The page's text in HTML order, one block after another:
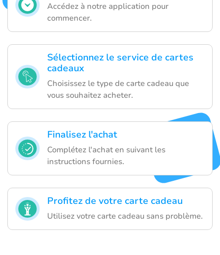
Accédez à notre application pour
commencer.
Sélectionnez le service de cartes
cadeaux
Choisissez le type de carte cadeau que
vous souhaitez acheter.
Finalisez l'achat
Complétez l'achat en suivant les
instructions fournies.
Profitez de votre carte cadeau
Utilisez votre carte cadeau sans problème.